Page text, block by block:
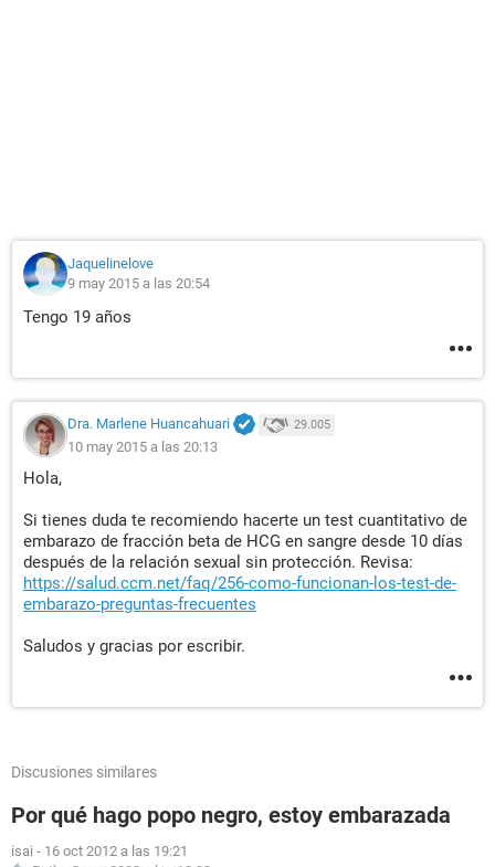
Jaquelinelove
9 may 2015 a las 20:54
Tengo 19 años
Dra. Marlene Huancahuari 29.005
10 may 2015 a las 20:13
Hola,
Si tienes duda te recomiendo hacerte un test cuantitativo de
embarazo de fracción beta de HCG en sangre desde 10 días
después de la relación sexual sin protección. Revisa:
https://salud.ccm.net/faq/256-como-funcionan-los-test-de-
embarazo-preguntas-frecuentes
Saludos y gracias por escribir.
Discusiones similares
Por qué hago popo negro, estoy embarazada
isai - 16 oct 2012 a las 19:21